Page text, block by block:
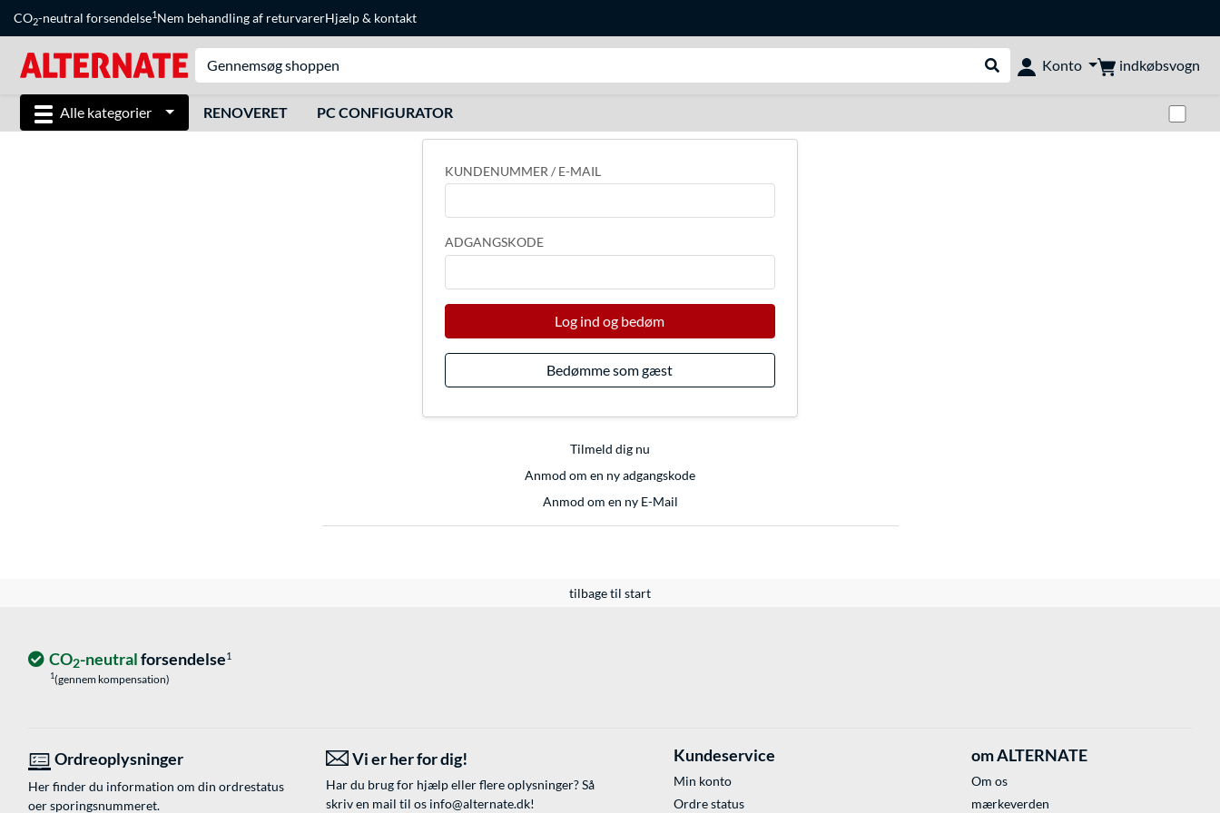
CO2-neutral forsendelse1Nem behandling af returvarerHjælp& kontakt
Udfør søgning
Konto indkøbsvogn
Alle kategorier RENOVERET PC CONFIGURATOR
KUNDENUMMER / E-MAIL
ADGANGSKODE
Log ind og bedøm
Bedømme som gæst
Tilmeld dig nu
Anmod om en ny adgangskode
Anmod om en ny E-Mail
tilbage til start
CO2-neutralforsendelse1
1(gennem kompensation)
Ordreoplysninger
Her finder du information om din ordrestatus
oer sporingsnummeret.
Vi er her for dig!
Har du brug for hjælp eller flere oplysninger? Så
skriv en mail til os info@alternate.dk!
Kundeservice
Min konto
Ordre status
om ALTERNATE
Om os
mærkeverden